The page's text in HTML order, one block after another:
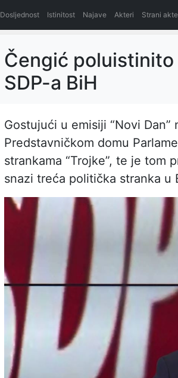
Dosljednost Istinitost Najave Akteri Strani
Čengić
SDP-a BiH
Gostujući u emisiji “Novi Dan”
Predstavničkom domu
strankama “Trojke”, te je tom
snazi treća politička stranka u